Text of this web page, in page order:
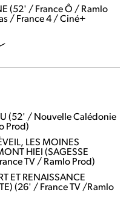
(52' / France Ô / Ramlo
/ France 4 / Ciné+
(52' / Nouvelle Calédonie
Prod)
LES MOINES
HIEI (SAGESSE
TV / Ramlo Prod)
ET RENAISSANCE
(26' / France TV /Ramlo